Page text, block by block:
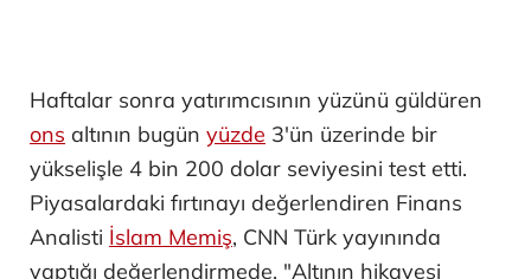
Haftalar sonra yatırımcısının yüzünü güldüren
ons altının bugün yüzde 3'ün üzerinde bir
yükselişle 4 bin 200 dolar seviyesini test etti.
Piyasalardaki fırtınayı değerlendiren Finans
Analisti İslam Memiş, CNN Türk yayınında
yaptığı değerlendirmede, "Altının hikayesi